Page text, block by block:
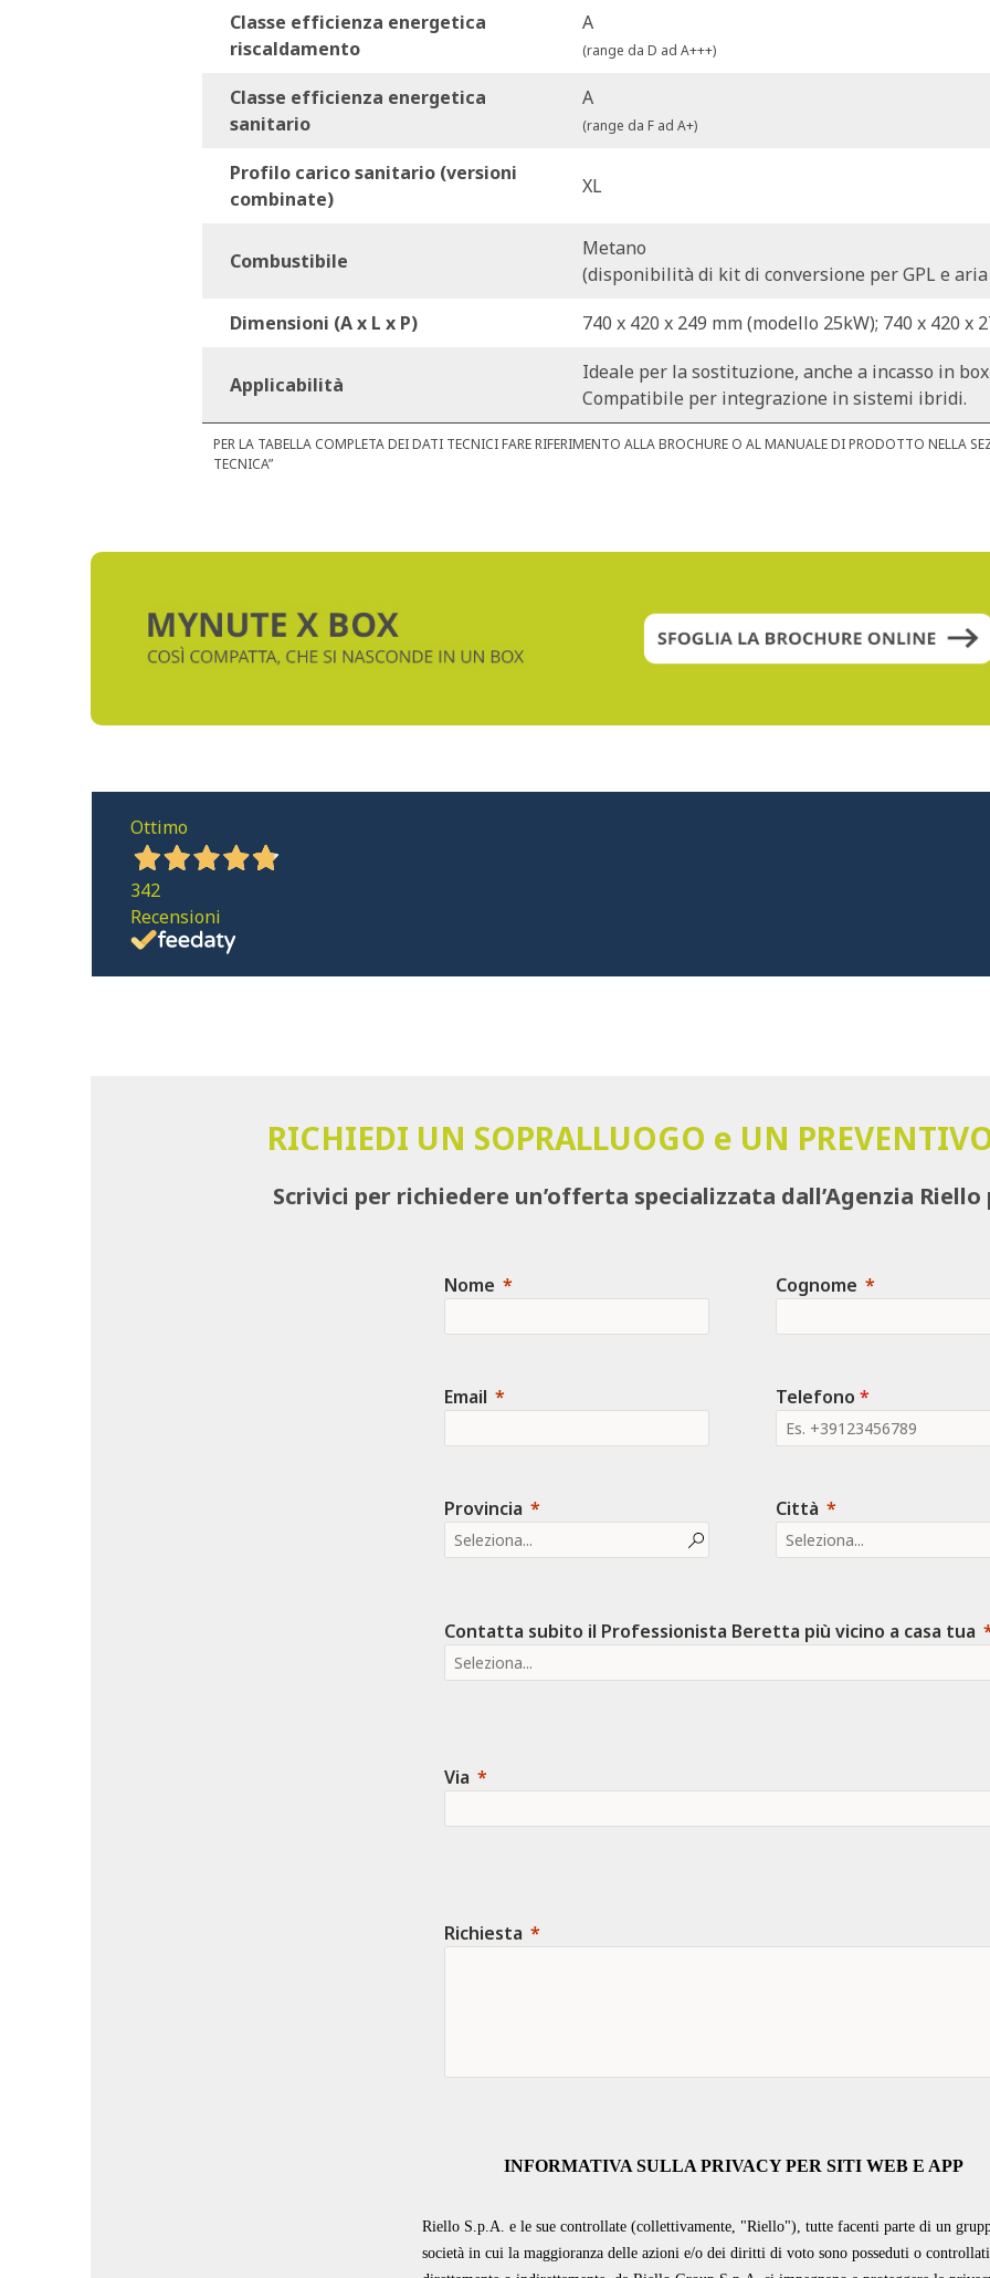
APPROFONDISCI HI, COMFORT T100
Classe efficienza energetica
riscaldamento
A
(range da D ad A+++)
Classe efficienza energetica
sanitario
A
(range da F ad A+)
Profilo carico sanitario (versioni
combinate)
XL
Combustibile
Metano
(disponibilità di kit di conversione per GPL e
Dimensioni (A x L x P)
740 x 420 x 249 mm (modello 25kW); 740 x 420 x
Applicabilità
Ideale per la sostituzione, anche a incasso in
Compatibile per integrazione in sistemi ibridi.
PER LA TABELLA COMPLETA DEI DATI TECNICI FARE RIFERIMENTO ALLA BROCHURE O AL MANUALE DI PRODOTTO NELLA
TECNICA”
Ottimo
342
Recensioni
RICHIEDI UN SOPRALLUOGO e UN
Scrivici per richiedere un’offerta specializzata dall’Agenzia Riello
Nome Cognome
Email
Provincia
Telefono *
Città
Contatta subito il Professionista Beretta più vicino a casa tua
Via
Richiesta
INFORMATIVA SULLA PRIVACY PER SITI WEB E APP
Riello S.p.A. e le sue controllate (collettivamente, "Riello"), tutte facenti parte di un
società in cui la maggioranza delle azioni e/o dei diritti di voto sono posseduti o